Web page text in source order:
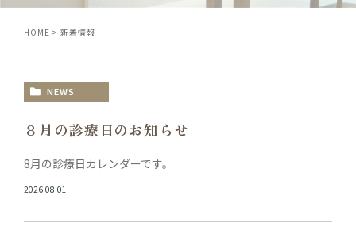
料金
症例紹介
治療の流れ
ブログ
HOME 新着情報
NEWS
８月の診療日のお知らせ
8月の診療日カレンダーです。
2026.08.01